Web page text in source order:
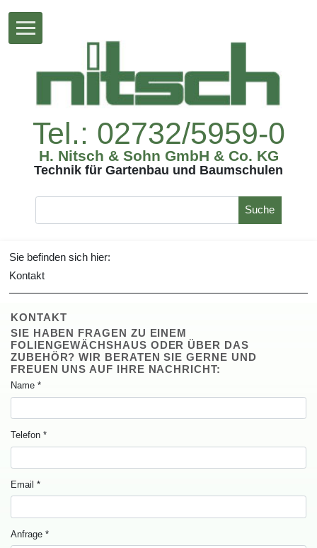
Tel.:02732/5959-0
H.Nitsch&SohnGmbH&Co.KG
TechnikfürGartenbauundBaumschulen
Suche
Siebefindensichhier:
Kontakt
KONTAKT
SIEHABENFRAGENZUEINEM
FOLIENGEWÄCHSHAUSODERÜBERDAS
ZUBEHÖR?WIRBERATENSIEGERNEUND
FREUENUNSAUFIHRENACHRICHT:
Name *
Telefon *
Email *
Anfrage *